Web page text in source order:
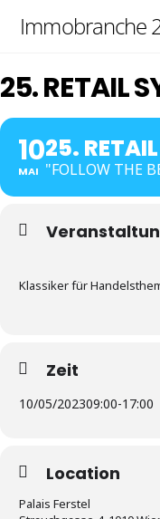
Immobranche
25. RETAIL
10
MAI
25.
"FOLLOW THE
Klassiker für
Zeit
10/05/202309:00-17:00
Location
Palais Ferstel